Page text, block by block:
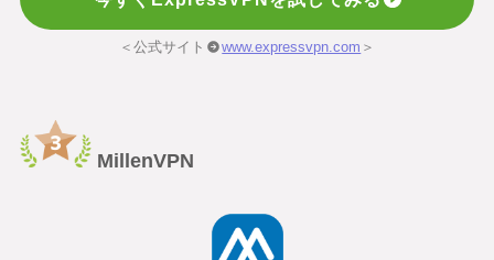
＜公式サイト www.expressvpn.com ＞
MillenVPN